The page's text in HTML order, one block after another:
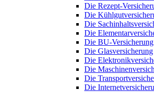
Die Rezept-
Die
Die
Die
Die BU-Versicherung
Die Glasversicherung
Die
Die
Die
Die